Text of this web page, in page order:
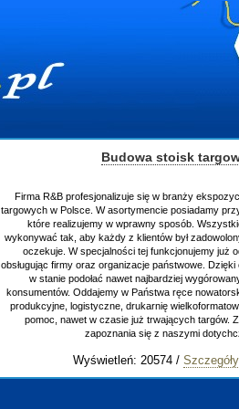
Budowa stoisk
Firma R&B profesjonalizuje się w branży
targowych w Polsce. W asortymencie posiadamy
które realizujemy w wprawny sposób.
wykonywać tak, aby każdy z klientów był
oczekuje. W specjalności tej funkcjonujemy już
obsługując firmy oraz organizacje państwowe.
w stanie podołać nawet najbardziej
konsumentów. Oddajemy w Państwa ręce
produkcyjne, logistyczne, drukarnię
pomoc, nawet w czasie już trwających targów.
zapoznania się z naszymi
Wyświetleń: 20574 /